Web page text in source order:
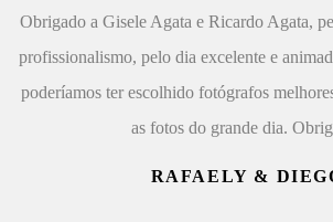
Obrigado a Gisele Agata e Ricardo Agata,
profissionalismo, pelo dia excelente e
poderíamos ter escolhido fotógrafos
as fotos do grande dia.
RAFAELY &